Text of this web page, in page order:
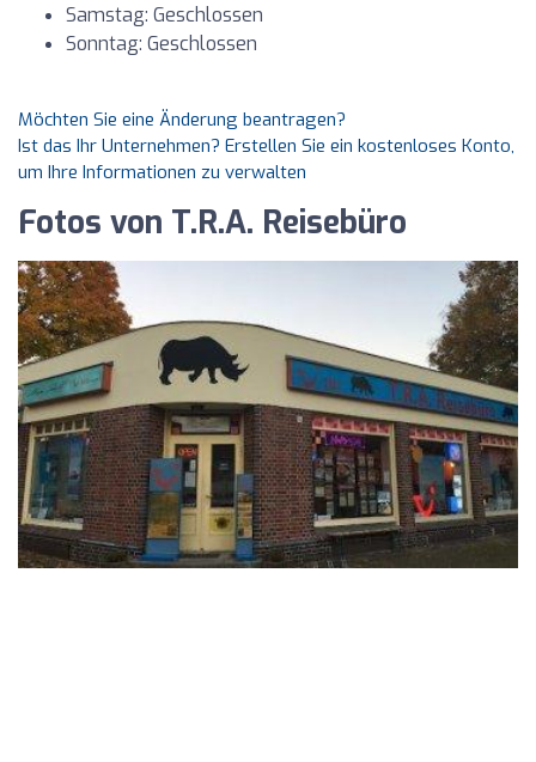
Samstag: Geschlossen
Sonntag: Geschlossen
Möchten Sie eine Änderung beantragen?
Ist das Ihr Unternehmen? Erstellen Sie ein kostenloses Konto,
um Ihre Informationen zu verwalten
Fotos von T.R.A. Reisebüro